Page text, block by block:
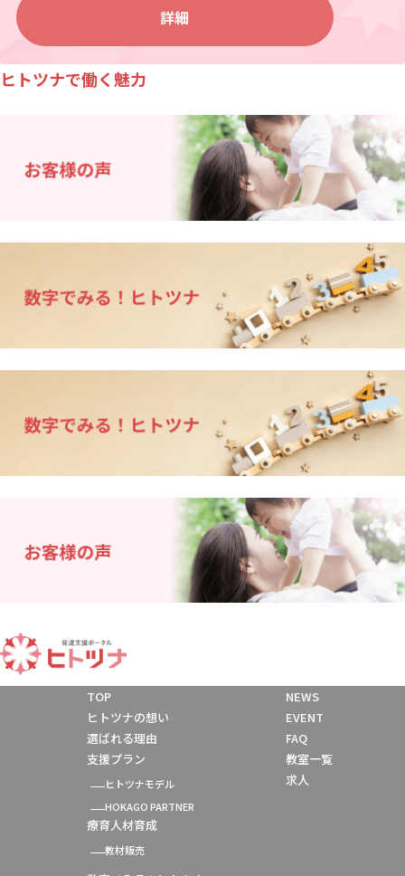
詳細
ヒトツナで働く魅力
TOP
ヒトツナの想い
選ばれる理由
支援プラン
ヒトツナモデル
HOKAGO PARTNER
療育人材育成
教材販売
NEWS
EVENT
FAQ
教室一覧
求人